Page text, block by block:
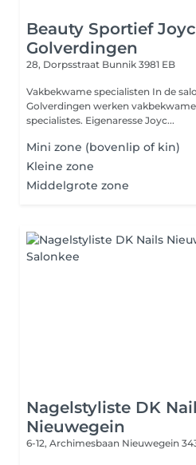
Beauty Sportief
Golverdingen
28, Dorpsstraat Bunnik 3981 EB
Vakbekwame specialisten In de
Golverdingen werken
specialistes. Eigenaresse Joyc...
Mini zone (bovenlip of kin)
Kleine zone
Middelgrote zone
Nagelstyliste DK
Nieuwegein
6-12, Archimesbaan Nieuwegein